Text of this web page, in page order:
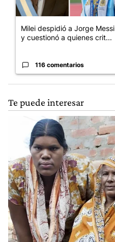
Milei despidió a Jorge Messi
y cuestionó a quienes crit...
116 comentarios